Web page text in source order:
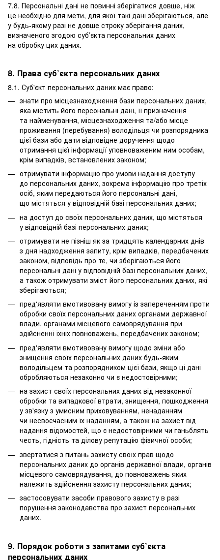
7.8. Персональні дані не повинні зберігатися довше, ніж
це необхідно для мети, для якої такі дані зберігаються, але
у будь-якому разі не довше строку зберігання даних,
визначеного згодою суб’єкта персональних даних
на обробку цих даних.
8. Права суб’єкта персональних даних
8.1. Суб'єкт персональних даних має право:
знати про місцезнаходження бази персональних даних,
яка містить його персональні дані, її призначення
та найменування, місцезнаходження та/або місце
проживання (перебування) володільця чи розпорядника
цієї бази або дати відповідне доручення щодо
отримання цієї інформації уповноваженим ним особам,
крім випадків, встановлених законом;
отримувати інформацію про умови надання доступу
до персональних даних, зокрема інформацію про третіх
осіб, яким передаються його персональні дані,
що містяться у відповідній базі персональних даних;
на доступ до своїх персональних даних, що містяться
у відповідній базі персональних даних;
отримувати не пізніш як за тридцять календарних днів
з дня надходження запиту, крім випадків, передбачених
законом, відповідь про те, чи зберігаються його
персональні дані у відповідній базі персональних даних,
а також отримувати зміст його персональних даних, які
зберігаються;
пред'являти вмотивовану вимогу із запереченням проти
обробки своїх персональних даних органами державної
влади, органами місцевого самоврядування при
здійсненні їхніх повноважень, передбачених законом;
пред'являти вмотивовану вимогу щодо зміни або
знищення своїх персональних даних будь-яким
володільцем та розпорядником цієї бази, якщо ці дані
обробляються незаконно чи є недостовірними;
на захист своїх персональних даних від незаконної
обробки та випадкової втрати, знищення, пошкодження
у зв'язку з умисним приховуванням, ненаданням
чи несвоєчасним їх наданням, а також на захист від
надання відомостей, що є недостовірними чи ганьблять
честь, гідність та ділову репутацію фізичної особи;
звертатися з питань захисту своїх прав щодо
персональних даних до органів державної влади, органів
місцевого самоврядування, до повноважень яких
належить здійснення захисту персональних даних;
застосовувати засоби правового захисту в разі
порушення законодавства про захист персональних
даних.
9. Порядок роботи з запитами суб’єкта
персональних даних